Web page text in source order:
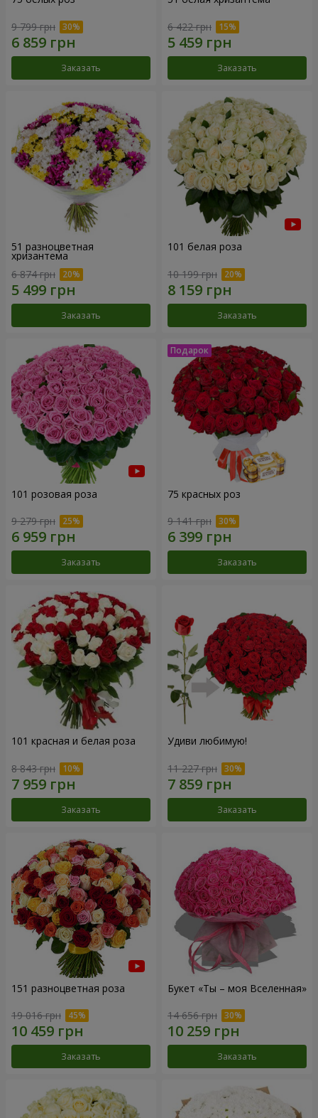
9 799 грн
Заказать
6 422 грн
Заказать
51 разноцветная
хризантема
6 874 грн
Заказать
101 белая роза
10 199 грн
Заказать
101 розовая роза
9 279 грн
Заказать
75 красных роз
9 141 грн
Заказать
101 красная и белая роза
8 843 грн
Заказать
Удиви любимую!
11 227 грн
Заказать
151 разноцветная роза
19 016 грн
Заказать
Букет «Ты – моя Вселенная»
14 656 грн
Заказать